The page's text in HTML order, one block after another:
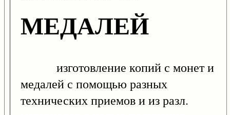
МЕДАЛЕЙ
изготовление копий с монет и
медалей с помощью разных
технических приемов и из разл.